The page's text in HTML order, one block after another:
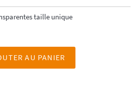
taille unique
AU PANIER